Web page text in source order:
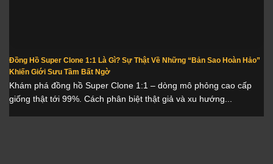
Đồng Hồ Super Clone 1:1 Là Gì? Sự Thật Về Những “Bản Sao Hoàn Hảo”
Khiến Giới Sưu Tầm Bất Ngờ
Khám phá đồng hồ Super Clone 1:1 – dòng mô phỏng cao cấp
giống thật tới 99%. Cách phân biệt thật giả và xu hướng...